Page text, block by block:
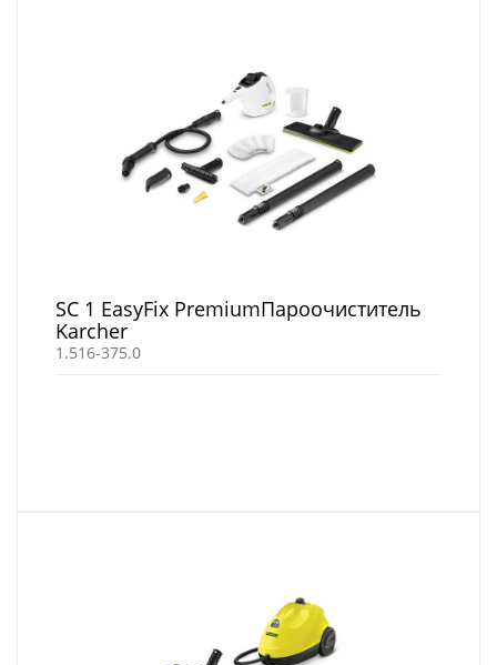
SC 1 EasyFix PremiumПароочиститель
Karcher
1.516-375.0